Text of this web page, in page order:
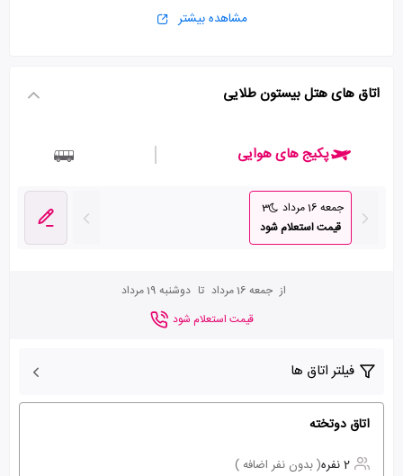
صرافی
اتاق بازی
سالن بیلیارد
خدمات بیدار باش
مشاهده بیشتر
اتاق های هتل بیستون طلایی
پکیج های هوایی
جمعه 16 مرداد
3
قیمت استعلام شود
از جمعه 16 مرداد تا دوشنبه 19 مرداد
قیمت استعلام شود
فیلتر اتاق ها
اتاق دوتخته
2 نفره
( بدون نفر اضافه )